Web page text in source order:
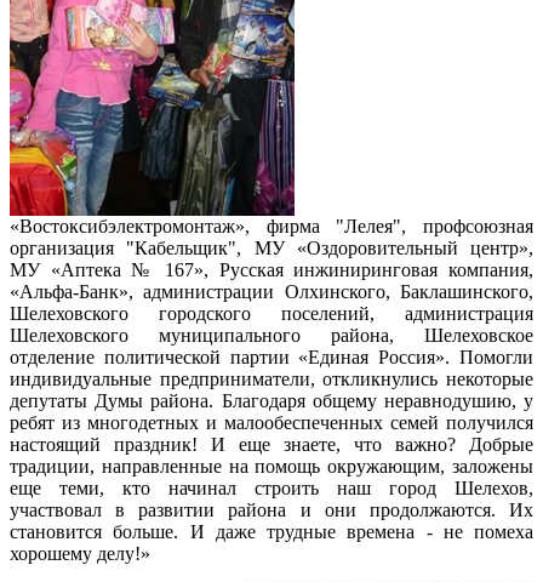
«Востоксибэлектромонтаж», фирма "Лелея", профсоюзная
организация "Кабельщик", МУ «Оздоровительный центр»,
МУ «Аптека № 167», Русская инжиниринговая компания,
«Альфа-Банк», администрации Олхинского, Баклашинского,
Шелеховского городского поселений, администрация
Шелеховского муниципального района, Шелеховское
отделение политической партии «Единая Россия». Помогли
индивидуальные предприниматели, откликнулись некоторые
депутаты Думы района. Благодаря общему неравнодушию, у
ребят из многодетных и малообеспеченных семей получился
настоящий праздник! И еще знаете, что важно? Добрые
традиции, направленные на помощь окружающим, заложены
еще теми, кто начинал строить наш город Шелехов,
участвовал в развитии района и они продолжаются. Их
становится больше. И даже трудные времена - не помеха
хорошему делу!»